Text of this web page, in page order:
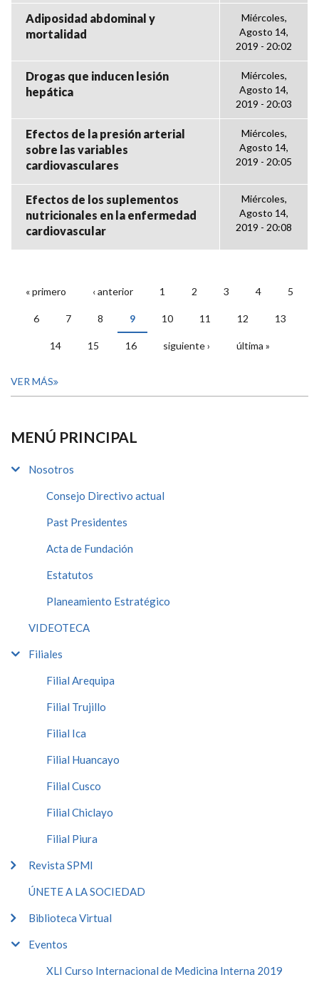
Adiposidad abdominal y
mortalidad
Miércoles,
Agosto 14,
2019 - 20:02
Drogas que inducen lesión
hepática
Miércoles,
Agosto 14,
2019 - 20:03
Efectos de la presión arterial
sobre las variables
cardiovasculares
Miércoles,
Agosto 14,
2019 - 20:05
Efectos de los suplementos
nutricionales en la enfermedad
cardiovascular
Miércoles,
Agosto 14,
2019 - 20:08
PÁGINAS
« primero ‹ anterior 1 2 3 4 5
6 7 8 9 10 11 12 13
14 15 16 siguiente › última »
VER MÁS
MENÚ PRINCIPAL
Nosotros
Consejo Directivo actual
Past Presidentes
Acta de Fundación
Estatutos
Planeamiento Estratégico
VIDEOTECA
Filiales
Filial Arequipa
Filial Trujillo
Filial Ica
Filial Huancayo
Filial Cusco
Filial Chiclayo
Filial Piura
Revista SPMI
ÚNETE A LA SOCIEDAD
Biblioteca Virtual
Eventos
XLI Curso Internacional de Medicina Interna 2019